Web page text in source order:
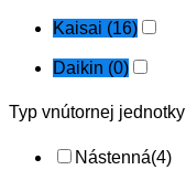
Kaisai (16)
Daikin (0)
Typ vnútornej jednotky
Nástenná(4)